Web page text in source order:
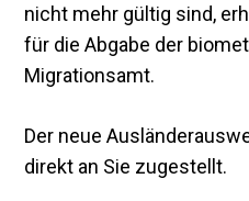
nicht mehr gültig sind,
für die Abgabe der
Migrationsamt.
Der neue
direkt an Sie zugestellt.